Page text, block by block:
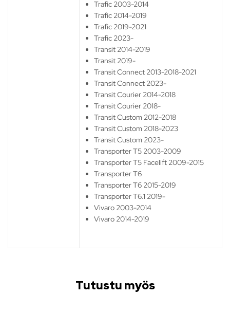
Trafic 2003-2014
Trafic 2014-2019
Trafic 2019-2021
Trafic 2023-
Transit 2014-2019
Transit 2019-
Transit Connect 2013-2018-2021
Transit Connect 2023-
Transit Courier 2014-2018
Transit Courier 2018-
Transit Custom 2012-2018
Transit Custom 2018-2023
Transit Custom 2023-
Transporter T5 2003-2009
Transporter T5 Facelift 2009-2015
Transporter T6
Transporter T6 2015-2019
Transporter T6.1 2019-
Vivaro 2003-2014
Vivaro 2014-2019
Tutustu myös